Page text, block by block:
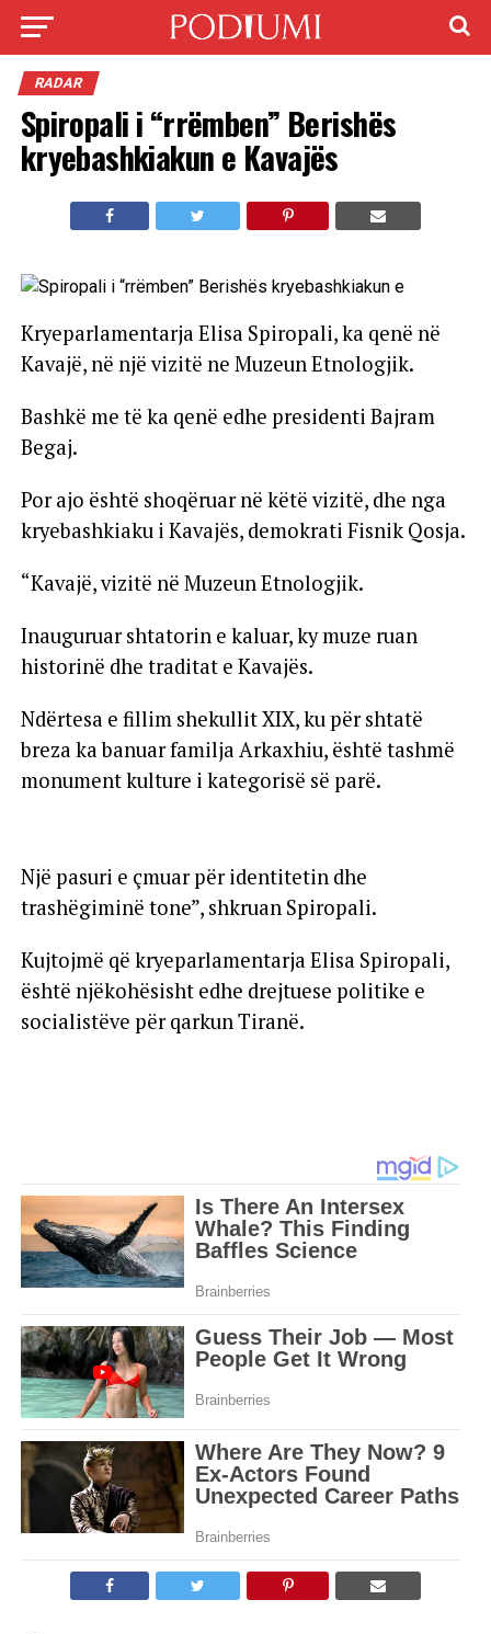
RADAR
Spiropali i “rrëmben” Berishës
kryebashkiakun e Kavajës
Kryeparlamentarja Elisa Spiropali, ka qenë në
Kavajë, në një vizitë ne Muzeun Etnologjik.
Bashkë me të ka qenë edhe presidenti Bajram
Begaj.
Por ajo është shoqëruar në këtë vizitë, dhe nga
kryebashkiaku i Kavajës, demokrati Fisnik Qosja.
“Kavajë, vizitë në Muzeun Etnologjik.
Inauguruar shtatorin e kaluar, ky muze ruan
historinë dhe traditat e Kavajës.
Ndërtesa e fillim shekullit XIX, ku për shtatë
breza ka banuar familja Arkaxhiu, është tashmë
monument kulture i kategorisë së parë.
Një pasuri e çmuar për identitetin dhe
trashëgiminë tone”, shkruan Spiropali.
Kujtojmë që kryeparlamentarja Elisa Spiropali,
është njëkohësisht edhe drejtuese politike e
socialistëve për qarkun Tiranë.